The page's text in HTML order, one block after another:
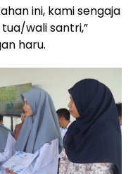
ini, kami sengaja
wali santri,”
haru.